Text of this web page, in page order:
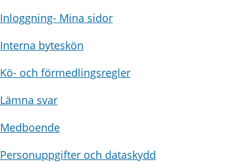
Inloggning- Mina sidor
Interna byteskön
Kö- och förmedlingsregler
Lämna svar
Medboende
Personuppgifter och dataskydd